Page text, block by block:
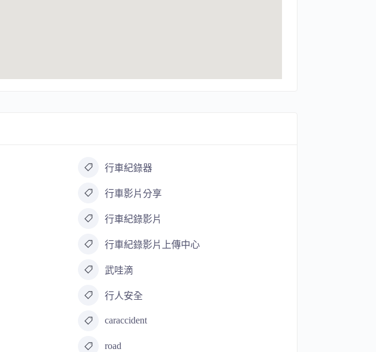
行車紀錄器
行車影片分享
行車紀錄影片
行車紀錄影片上傳中心
武哇滴
行人安全
caraccident
road